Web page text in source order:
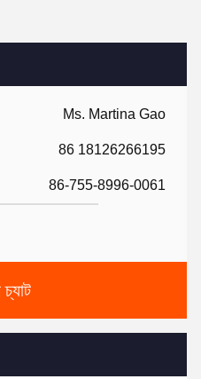
Ms. Martina Gao
86 18126266195
86-755-8996-0061